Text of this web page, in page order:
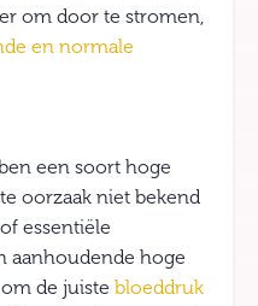
om door te stromen,
en normale
een soort hoge
oorzaak niet bekend
essentiële
aanhoudende hoge
de juiste bloeddruk